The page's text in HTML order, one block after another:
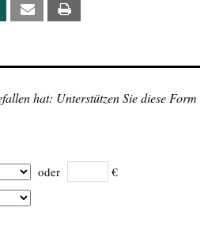
Xing Email
hat: Unterstützen Sie diese Form
oder €